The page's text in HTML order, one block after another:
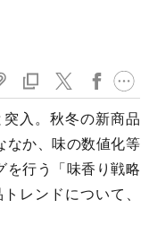
入。秋冬の新商品
なか、味の数値化等
を行う「味香り戦略
レンドについて、